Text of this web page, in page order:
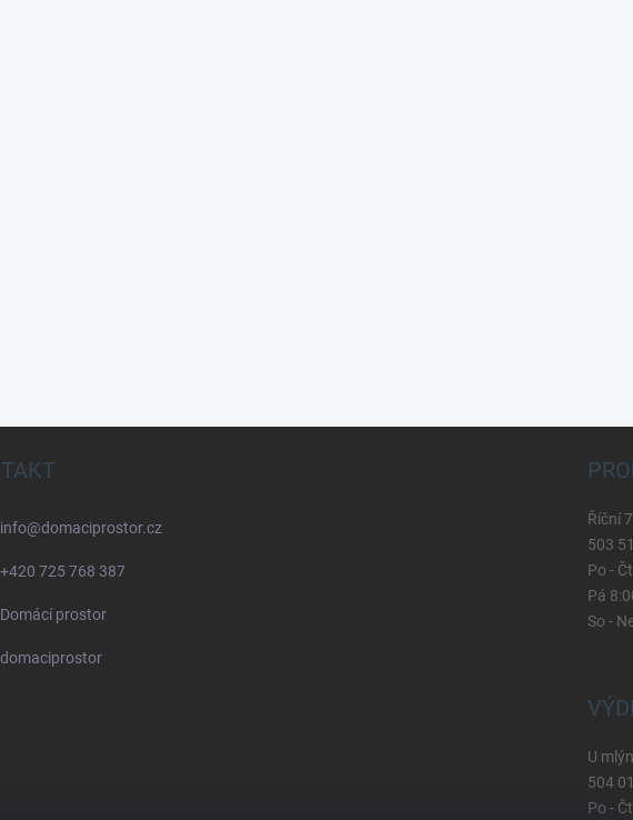
info@domaciprostor.cz
+420 725 768 387
Domácí prostor
domaciprostor
Říční
503
Po -
Pá
So -
U
504
Po -